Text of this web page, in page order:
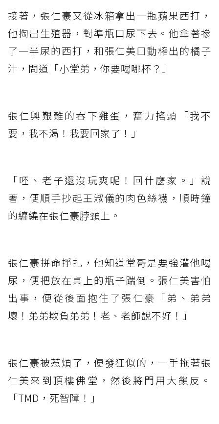
接著，張仁豪又從冰箱拿出一瓶蘋果西打，
他掏出生殖器，對準瓶口尿下去。他拿著摻
了一半尿的西打，和張仁美口動榨出的橘子
汁，問道「小堂弟，你要喝哪杯？」
張仁興艱難的吞下雞蛋，奮力搖頭「我不
要，我不渴！我要回家了！」
「呸、老子還沒玩爽呢！回什麼家。」說
著，便順手抄起王淑儀的肉色絲襪，順時鐘
的纏繞在張仁豪脖頸上。
張仁豪拼命掙扎，他知道堂哥是要強灌他喝
尿，便把放在桌上的瓶子踹倒。張仁美害怕
出事，便從後面抱住了張仁豪「弟、弟弟
壞！弟弟欺負弟弟！老、老師說不好！」
張仁豪被惹煩了，便發狂似的，一手拖著張
仁美來到頂樓佛堂，然後將門用大鎖反。
「TMD，死智障！」